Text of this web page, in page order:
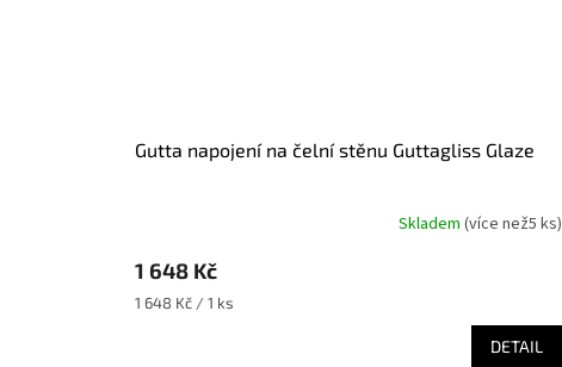
Gutta napojení na čelní stěnu Guttagliss Glaze
Skladem(více než5 ks)
1 648 Kč
Měrná
1 648 Kč / 1 ks
DETAIL